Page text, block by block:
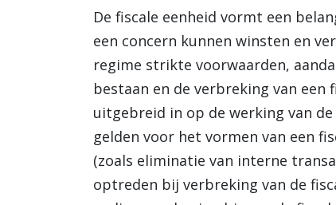
De fiscale eenheid vormt een
een concern kunnen winsten en
regime strikte voorwaarden,
bestaan en de verbreking van een
uitgebreid in op de werking van
gelden voor het vormen van een
(zoals eliminatie van interne
optreden bij verbreking van de